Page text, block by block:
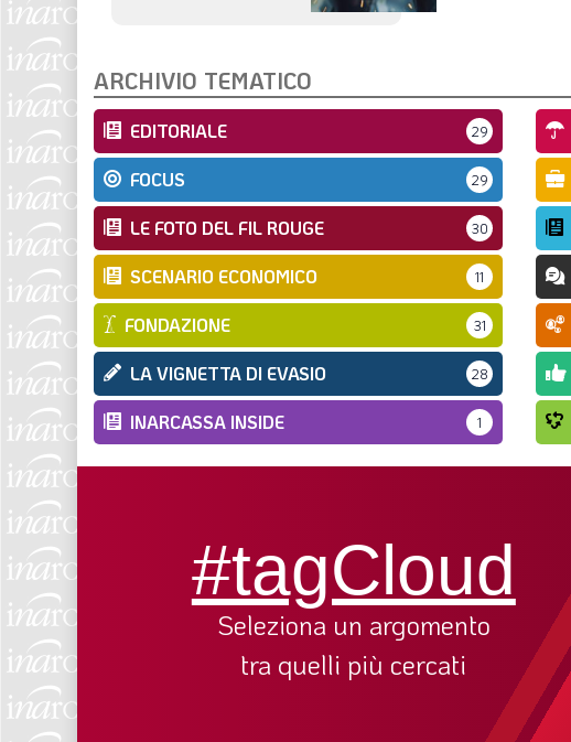
ARCHIVIO TEMATICO
EDITORIALE 29
FOCUS 29
LE FOTO DEL FIL ROUGE 30
SCENARIO ECONOMICO 11
FONDAZIONE 31
LA VIGNETTA DI EVASIO 28
INARCASSA INSIDE 1
#tagCloud
Seleziona un argomento
tra quelli più cercati